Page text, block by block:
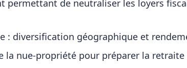
permettant de neutraliser les loyers
: diversification géographique et
la nue-propriété pour préparer la retraite